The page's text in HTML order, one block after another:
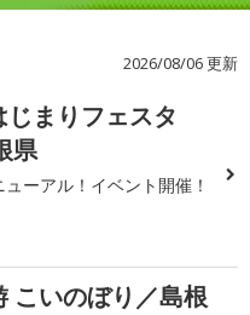
2026/08/06 更新
まりフェスタ
県
ーアル！イベント開催！
こいのぼり／島根